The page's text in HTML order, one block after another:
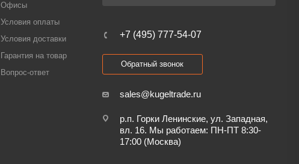
Офисы
Условия оплаты
Условия доставки
Гарантия на товар
Вопрос-ответ
+7 (495) 777-54-07
Обратный звонок
sales@kugeltrade.ru
р.п. Горки Ленинские, ул. Западная,
вл. 16. Мы работаем: ПН-ПТ 8:30-
17:00 (Москва)